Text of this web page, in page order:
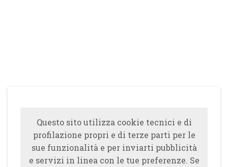
Questo sito utilizza cookie tecnici e di
profilazione propri e di terze parti per le
sue funzionalità e per inviarti pubblicità
e servizi in linea con le tue preferenze. Se